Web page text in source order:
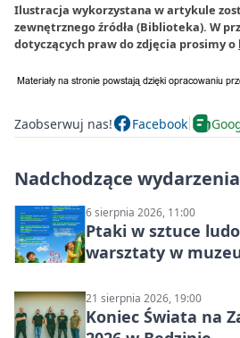
Ilustracja wykorzystana w artykule
zewnętrznego źródła (Biblioteka). W
dotyczących praw do zdjęcia prosimy o
Zaobserwuj nas! Facebook
Nadchodzące wydarzenia
6 sierpnia 2026, 11:00
Ptaki w sztuce
warsztaty w
21 sierpnia 2026, 19:00
Koniec Świata na